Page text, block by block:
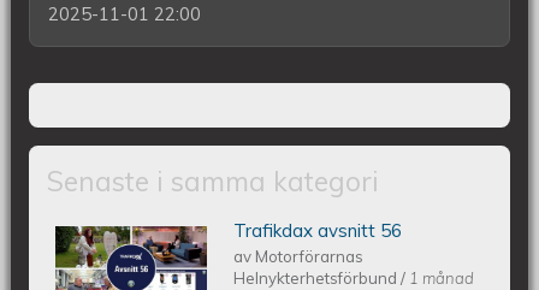
2025-11-01 22:00
Senaste i samma kategori
Trafikdax - Avsnitt 56
Trafikdax avsnitt 56
av Motorförarnas
Helnykterhetsförbund/ 1 månad